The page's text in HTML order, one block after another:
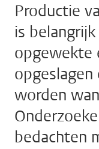
Productie
is
opgewekte
worden
bedachten